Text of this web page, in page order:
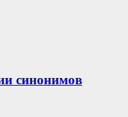
синонимов